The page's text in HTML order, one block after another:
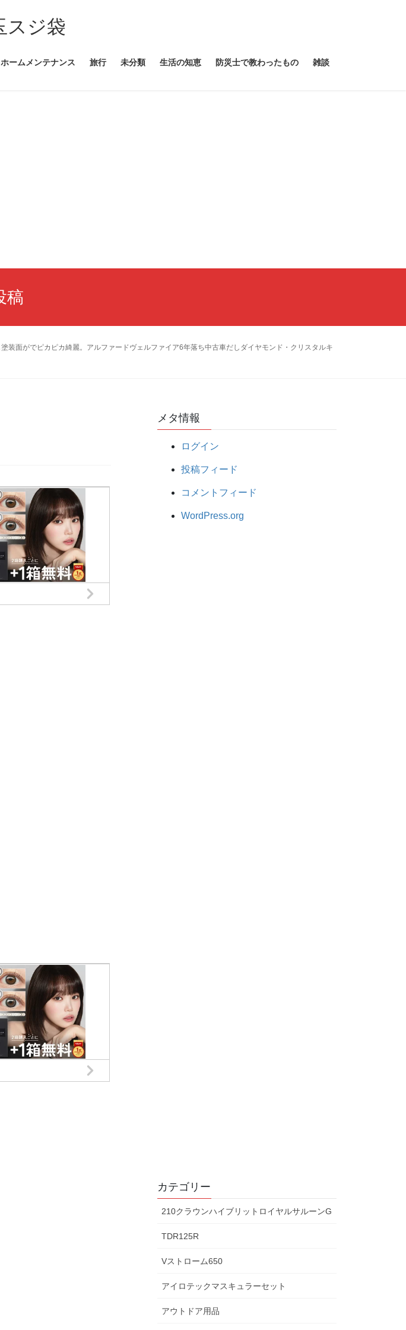
スジ袋
ームメンテナンス 旅行 未分類 生活の知恵 防災士で教わったもの 雑談
稿
面がでピカピカ綺麗。アルファードヴェルファイア6年落ち中古車だしダイヤモンド・クリスタルキ
メタ情報
ログイン
投稿フィード
コメントフィード
WordPress.org
カテゴリー
210クラウンハイブリットロイヤルサルーンG
TDR125R
Vストローム650
アイロテックマスキュラーセット
アウトドア用品